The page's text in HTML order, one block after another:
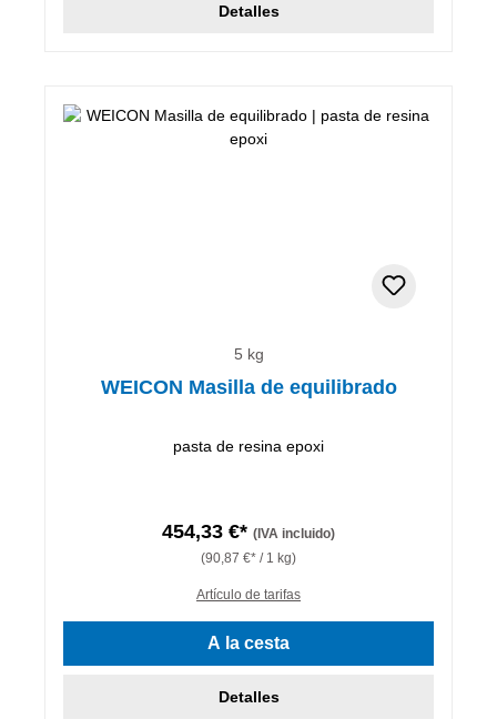
Detalles
5 kg
WEICON Masilla de equilibrado
pasta de resina epoxi
454,33 €* (IVA incluido)
(90,87 €* / 1 kg)
Artículo de tarifas
A la cesta
Detalles